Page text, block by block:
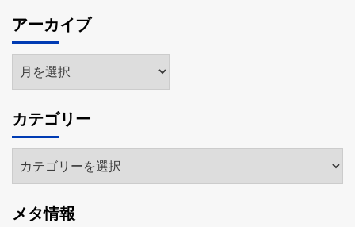
アーカイブ
ア
ー
イ
ブ
カテゴリー
テ
リ
メタ情報